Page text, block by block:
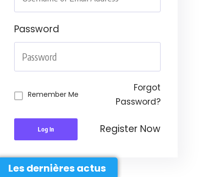
Password
Remember Me
Forgot
Password?
Log In Register Now
Les dernières actus